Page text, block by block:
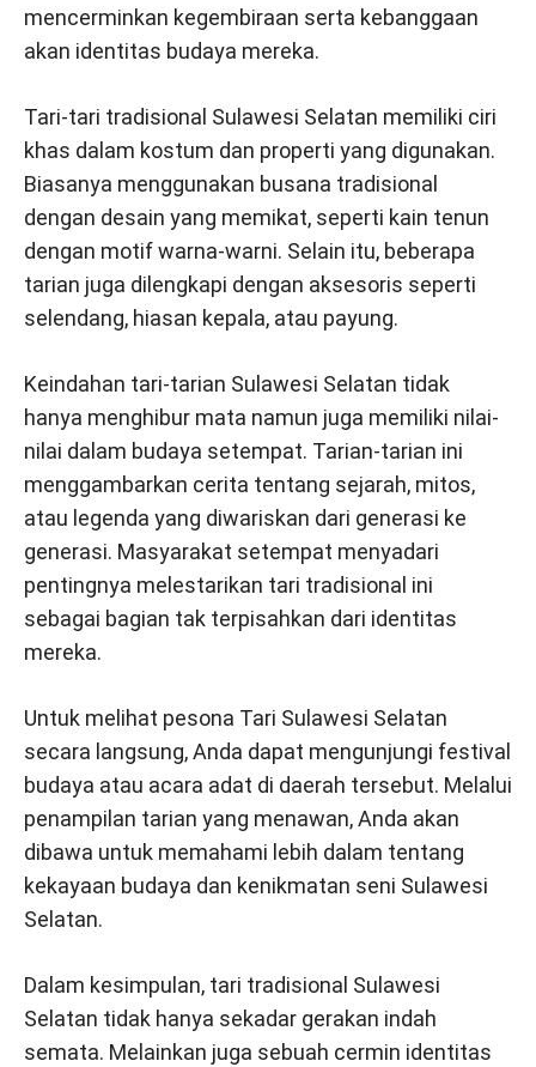
mencerminkan kegembiraan serta kebanggaan
akan identitas budaya mereka.
Tari-tari tradisional Sulawesi Selatan memiliki ciri
khas dalam kostum dan properti yang digunakan.
Biasanya menggunakan busana tradisional
dengan desain yang memikat, seperti kain tenun
dengan motif warna-warni. Selain itu, beberapa
tarian juga dilengkapi dengan aksesoris seperti
selendang, hiasan kepala, atau payung.
Keindahan tari-tarian Sulawesi Selatan tidak
hanya menghibur mata namun juga memiliki nilai-
nilai dalam budaya setempat. Tarian-tarian ini
menggambarkan cerita tentang sejarah, mitos,
atau legenda yang diwariskan dari generasi ke
generasi. Masyarakat setempat menyadari
pentingnya melestarikan tari tradisional ini
sebagai bagian tak terpisahkan dari identitas
mereka.
Untuk melihat pesona Tari Sulawesi Selatan
secara langsung, Anda dapat mengunjungi festival
budaya atau acara adat di daerah tersebut. Melalui
penampilan tarian yang menawan, Anda akan
dibawa untuk memahami lebih dalam tentang
kekayaan budaya dan kenikmatan seni Sulawesi
Selatan.
Dalam kesimpulan, tari tradisional Sulawesi
Selatan tidak hanya sekadar gerakan indah
semata. Melainkan juga sebuah cermin identitas